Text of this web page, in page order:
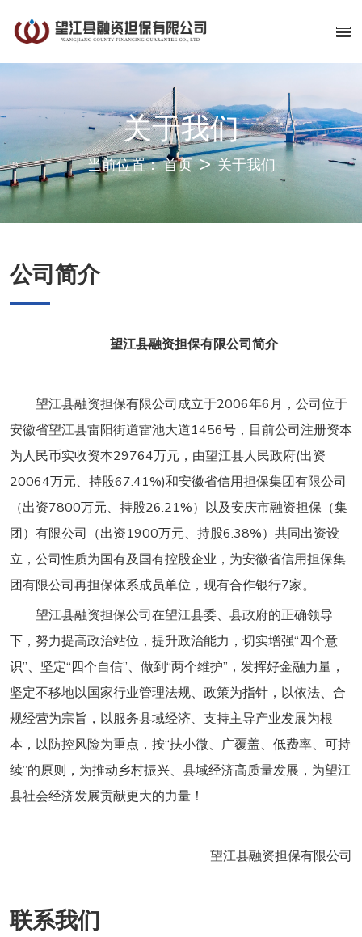
关于我们
当前位置：首页 关于我们
公司简介
望江县融资担保有限公司简介
望江县融资担保有限公司成立于2006年6月，公司位于
安徽省望江县雷阳街道雷池大道1456号，目前公司注册资本
为人民币实收资本29764万元，由望江县人民政府(出资
20064万元、持股67.41%)和安徽省信用担保集团有限公司
（出资7800万元、持股26.21%）以及安庆市融资担保（集
团）有限公司（出资1900万元、持股6.38%）共同出资设
立，公司性质为国有及国有控股企业，为安徽省信用担保集
团有限公司再担保体系成员单位，现有合作银行7家。
望江县融资担保公司在望江县委、县政府的正确领导
下，努力提高政治站位，提升政治能力，切实增强“四个意
识”、坚定“四个自信”、做到“两个维护”，发挥好金融力量，
坚定不移地以国家行业管理法规、政策为指针，以依法、合
规经营为宗旨，以服务县域经济、支持主导产业发展为根
本，以防控风险为重点，按“扶小微、广覆盖、低费率、可持
续”的原则，为推动乡村振兴、县域经济高质量发展，为望江
县社会经济发展贡献更大的力量！
望江县融资担保有限公司
联系我们